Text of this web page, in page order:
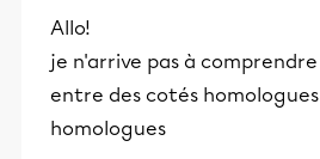
Allo!
je n'arrive pas à
entre des cotés
homologues